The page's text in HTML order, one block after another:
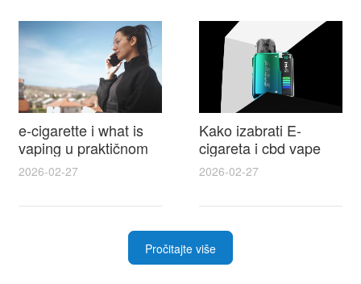
e-cigarette i what is
vaping u praktičnom
vodiču za početnike i
odgovorne korisnike
2026-02-27
Kako izabrati E-
cigareta i cbd vape
top modeli sigurnost
praktični savjeti za
kupovinu
2026-02-27
Pročitajte više